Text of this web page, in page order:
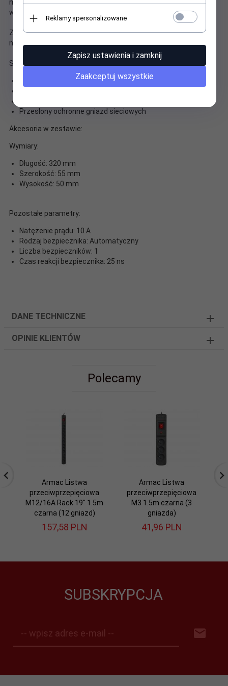
montażu do podłoża, jest produktem uniwersalnym o szerokim
wachlarzu zastosowania.
Zabezpiecza przed zwarciami, jak i niebezpiecznymi skokami
napięcia urządzenia elektroniczne w domu i w biurze.
Specyfikacja produktu:
5 gniazd z uziemieniem
Przesłony ochronne gniazd sieciowych
Akcesoria w zestawie:
Wymiary:
Długość: 320 mm
Szerokość: 55 mm
Wysokość: 50 mm
Pozostałe parametry:
Natężenie prądu: 10 A
Rodzaj bezpiecznika: Automatyczny
Liczba bezpieczników: 1
Czas reakcji bezpiecznika: 25 ns
DANE TECHNICZNE
OPINIE KLIENTÓW
Polecamy
Armac Listwa
przeciwprzepięciowa
M12/16A Rack 19'' 1.5m
czarna (12 gniazd)
157,58 PLN
Armac Listwa
przeciwprzepięciowa
M3 1.5m czarna (3
gniazda)
41,96 PLN
SUBSKRYPCJA
-- wpisz adres e-mail --
Reklamy spersonalizowane
Zapisz ustawienia i zamknij
Zaakceptuj wszystkie